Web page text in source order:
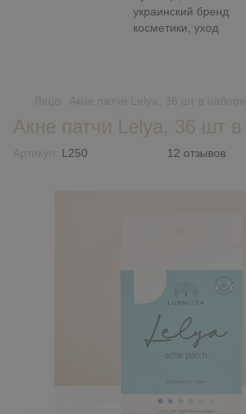
Акне патчи Lelya, 36 шт
L250 12 отзывов